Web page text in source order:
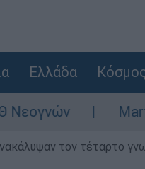
Ελλάδα
Marfin: «Δεν έχω
τον τέταρτο